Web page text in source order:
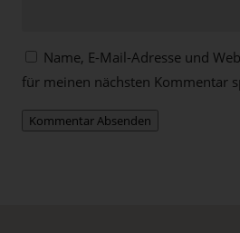
Name, E-Mail-Adresse und
für meinen nächsten Kommentar
Kommentar Absenden